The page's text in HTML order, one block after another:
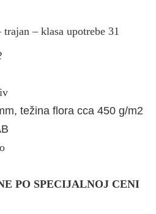
trajan – klasa upotrebe 31
težina flora cca 450 g/m2
PO SPECIJALNOJ CENI